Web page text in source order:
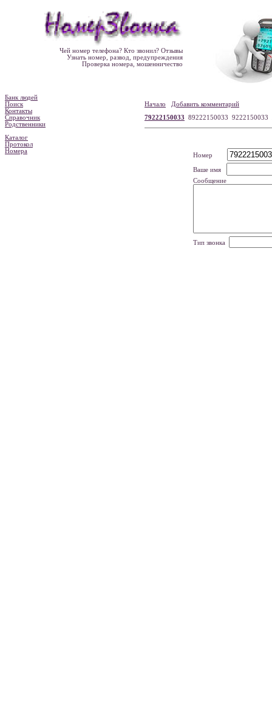
Чей номер телефона? Кто звонил? Отзывы
Узнать номер, развод, предупреждения
Проверка номера, мошенничество
Банк людей
Поиск
Контакты
Справочник
Родственники
Каталог
Протокол
Номера
Начало
Добавить комментарий
79222150033 89222150033 9222150033
Номер
Ваше имя
Сообщение
Тип звонка